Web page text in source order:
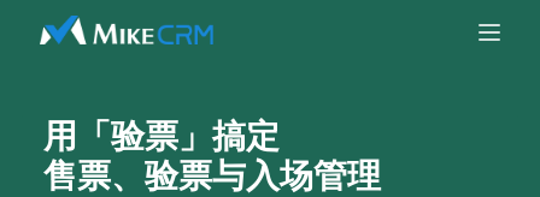
用「验票」搞定
售票、验票与入场管理